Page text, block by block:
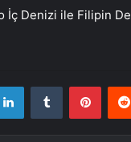
İç Denizi ile Filipin
LinkedInTumblr